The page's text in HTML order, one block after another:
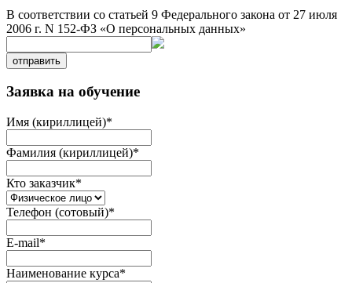
В соответствии со статьей 9 Федерального закона от 27 июля
2006 г. N 152-ФЗ «О персональных данных»
отправить
Заявка на обучение
Имя (кириллицей)*
Фамилия (кириллицей)*
Кто заказчик*
Телефон (сотовый)*
E-mail*
Наименование курса*